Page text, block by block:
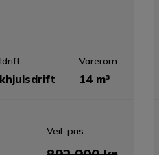
Varerom
14 m³
Veil. pris